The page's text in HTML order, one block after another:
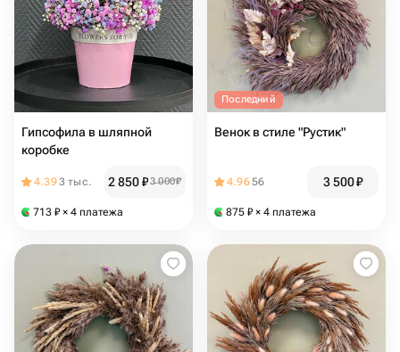
Гипсофила в шляпной
коробке
4.393 тыс. 2 850₽3 000₽
713 ₽ × 4 платежа
Последний
Венок в стиле "Рустик"
4.9656 3 500₽
875 ₽ × 4 платежа